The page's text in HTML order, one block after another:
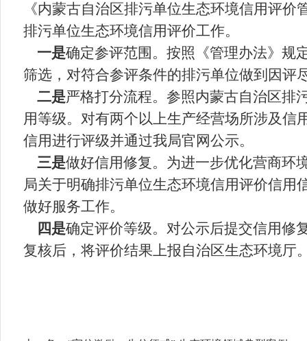
《内蒙古自治区排污单位生态环境信用评
排污单位生态环境信用评价工作。
一是确定参评范围。按照《管理办法》规
筛选，对符合参评条件的排污单位做到因评
二是严格打分流程。参照内蒙古自治区排
用等级。对有两个以上生产经营场所涉及信
信用进行评级并通过我局官网公示。
三是做好信用修复。 为进一步优化营商环
局关于明确排污单位生态环境信用评价信
做好服务工作。
四是确定评价等级。对公示后提交信用修
复核后，将评价结果上报自治区生态环境厅